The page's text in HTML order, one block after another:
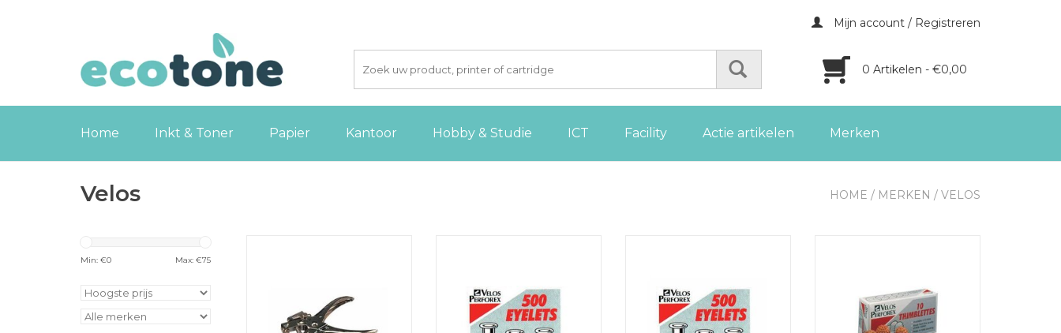
Mijn account / Registreren
0 Artikelen - €0,00
Home Inkt & Toner Papier Kantoor Hobby & Studie ICT Facility Actie artikelen Merken
Velos HOME / MERKEN / VELOS
Min: €0 Max: €75
TOEVOEGEN AAN
WINKELWAGEN
TOEVOEGEN AAN
WINKELWAGEN
TOEVOEGEN AAN
WINKELWAGEN